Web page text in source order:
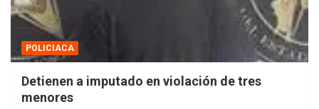
POLICIACA
Detienen a imputado en violación de tres
menores